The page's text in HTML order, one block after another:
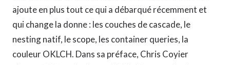
ajoute en plus tout ce qui a débarqué récemment et
qui change la donne : les couches de cascade, le
nesting natif, le scope, les container queries, la
couleur OKLCH. Dans sa préface, Chris Coyier